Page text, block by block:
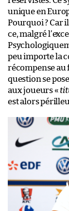
unique en
Pourquoi ? Car
ce, malgré
peu importe la
récompense au
question se
aux joueurs «
est alors